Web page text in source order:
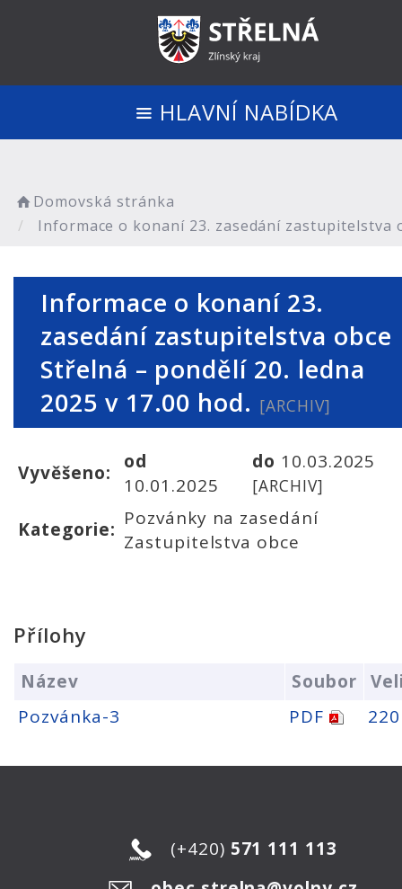
HLAVNÍ NABÍDKA
Domovská stránka
Informace o konaní 23. zasedání zastupitelstva
Informace o konaní 23.
zasedání zastupitelstva obce
Střelná – pondělí 20. ledna
2025 v 17.00 hod. [ARCHIV]
Vyvěšeno:
od
10.01.2025
do 10.03.2025
[ARCHIV]
Kategorie: Pozvánky na zasedání
Zastupitelstva obce
Přílohy
Název Soubor
Pozvánka-3
PDF
(+420) 571 111 113